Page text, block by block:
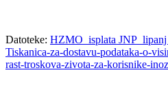
Datoteke: HZMO_isplata
Tiskanica-za-dostavu-podataka-o-
rast-troskova-zivota-za-korisnike-